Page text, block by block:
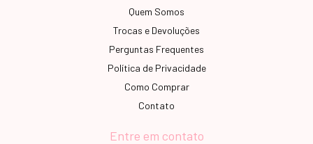
Quem Somos
Trocas e Devoluções
Perguntas Frequentes
Política de Privacidade
Como Comprar
Contato
Entre em contato